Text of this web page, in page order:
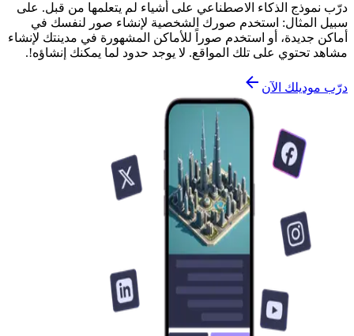
درّب نموذج الذكاء الاصطناعي على أشياء لم يتعلمها من قبل. على
سبيل المثال: استخدم صورك الشخصية لإنشاء صور لنفسك في
أماكن جديدة، أو استخدم صوراً للأماكن المشهورة في مدينتك لإنشاء
مشاهد تحتوي على تلك المواقع. لا يوجد حدود لما يمكنك إنشاؤه!.
درّب موديلك الآن